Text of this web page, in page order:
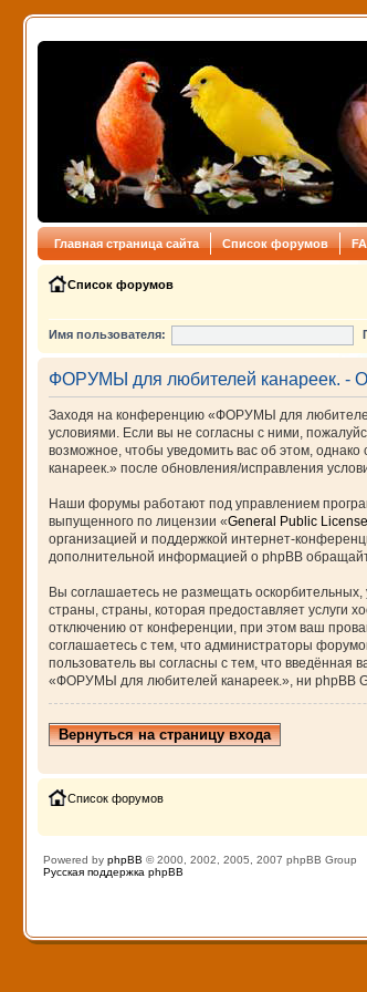
Главная страница сайта Список форумов
Список форумов
Имя пользователя:
ФОРУМЫ для любителей канареек. -
Заходя на конференцию «ФОРУМЫ для
условиями. Если вы не согласны с ними,
возможное, чтобы уведомить вас об этом,
канареек.» после обновления/исправления
Наши форумы работают под управлением
выпущенного по лицензии «General Public License
организацией и поддержкой интернет-
дополнительной информацией о phpBB
Вы соглашаетесь не размещать
страны, страны, которая предоставляет
отключению от конференции, при этом ваш
соглашаетесь с тем, что администраторы
пользователь вы согласны с тем, что
«ФОРУМЫ для любителей канареек.», ни phpBB
Вернуться на страницу входа
Список форумов
Powered by phpBB © 2000, 2002, 2005, 2007 phpBB Group
Русская поддержка phpBB